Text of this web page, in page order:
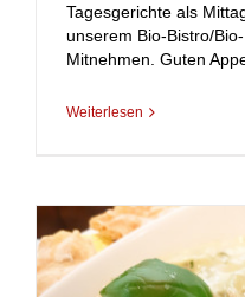
Tagesgerichte als
unserem Bio-Bistro/
Mitnehmen. Guten
Weiterlesen